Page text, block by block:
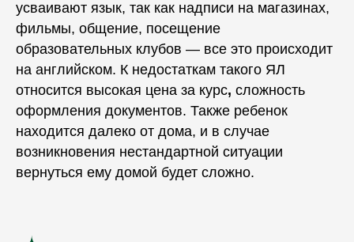
усваивают язык, так как надписи на магазинах,
фильмы, общение, посещение
образовательных клубов — все это происходит
на английском. К недостаткам такого ЯЛ
относится высокая цена за курс, сложность
оформления документов. Также ребенок
находится далеко от дома, и в случае
возникновения нестандартной ситуации
вернуться ему домой будет сложно.